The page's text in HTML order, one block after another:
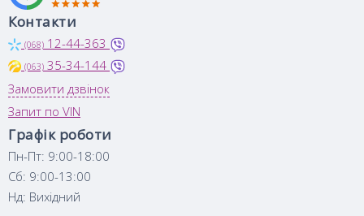
Контакти
(068) 12-44-363
(063) 35-34-144
Замовити дзвінок
Запит по VIN
Графік роботи
Пн-Пт: 9:00-18:00
Сб: 9:00-13:00
Нд: Вихідний